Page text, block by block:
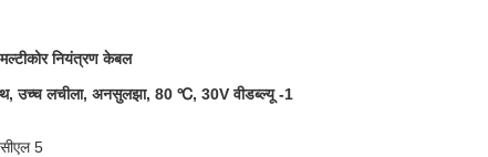
मल्टीकोर नियंत्रण केबल
उच्च लचीला, अनसुलझा, 80 ℃, 30V वीडब्ल्यू -1
5